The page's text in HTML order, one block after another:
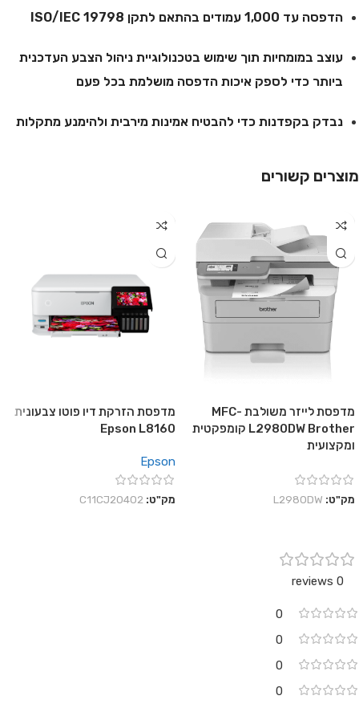
הדפסה עד 1,000 עמודים בהתאם לתקן ISO/IEC 19798
עוצב במומחיות תוך שימוש בטכנולוגיית ניהול הצבע העדכנית
ביותר כדי לספק איכות הדפסה מושלמת בכל פעם
נבדק בקפדנות כדי להבטיח אמינות מירבית ולהימנע מתקלות
מוצרים קשורים
מדפסת לייזר משולבת MFC-
L2980DW Brother קומפקטית
ומקצועית
מק"ט: L2980DW
מדפסת הזרקת דיו פוטו צבעונית
Epson L8160
Epson
מק"ט: C11CJ20402
0 reviews
0
0
0
0